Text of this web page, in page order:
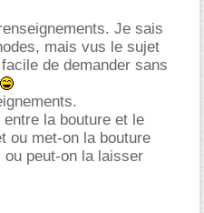
Je sais
mais vus le sujet
de demander sans
la bouture et le
ou met-on la bouture
ou peut-on la laisser